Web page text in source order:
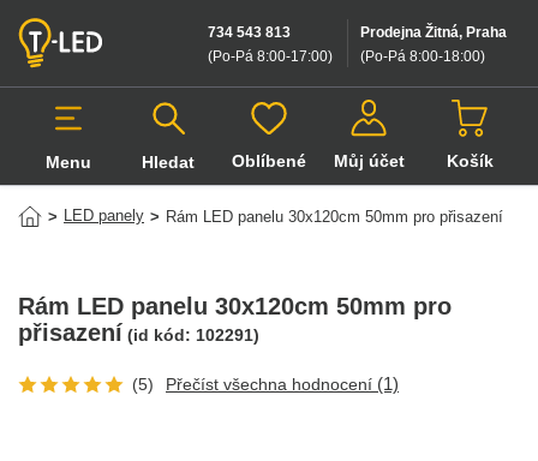
Prodejna Žitná, Praha
(Po-Pá 8:00-18:00)
734 543 813
(Po-Pá 8:00-17:00)
Menu Hledat
Hledat v produktech
Oblíbené Můj účet Košík
> LED panely > Rám LED panelu 30x120cm 50mm pro přisazení
Rám LED panelu 30x120cm 50mm pro
přisazení (id kód: 102291)
(5) Přečíst všechna hodnocení (1)